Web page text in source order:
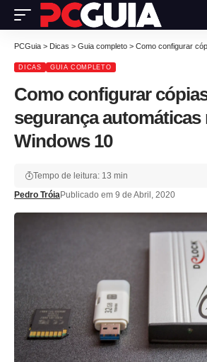
PCGuia > Dicas > Guia completo > Como configurar cópias de
DICAS GUIA COMPLETO
Como configurar
segurança automáticas
Windows 10
Pedro TróiaPublicado em 9 de Abril, 2020
Tempo de leitura: 13 min